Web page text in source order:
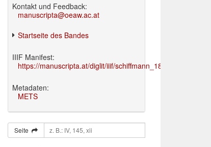
Kontakt und Feedback:
manuscripta@oeaw.ac.at
Startseite des Bandes
IIIF Manifest:
https://manuscripta.at/diglit/iiif/schiffmann_1895/manifest.json
Metadaten:
METS
Seite